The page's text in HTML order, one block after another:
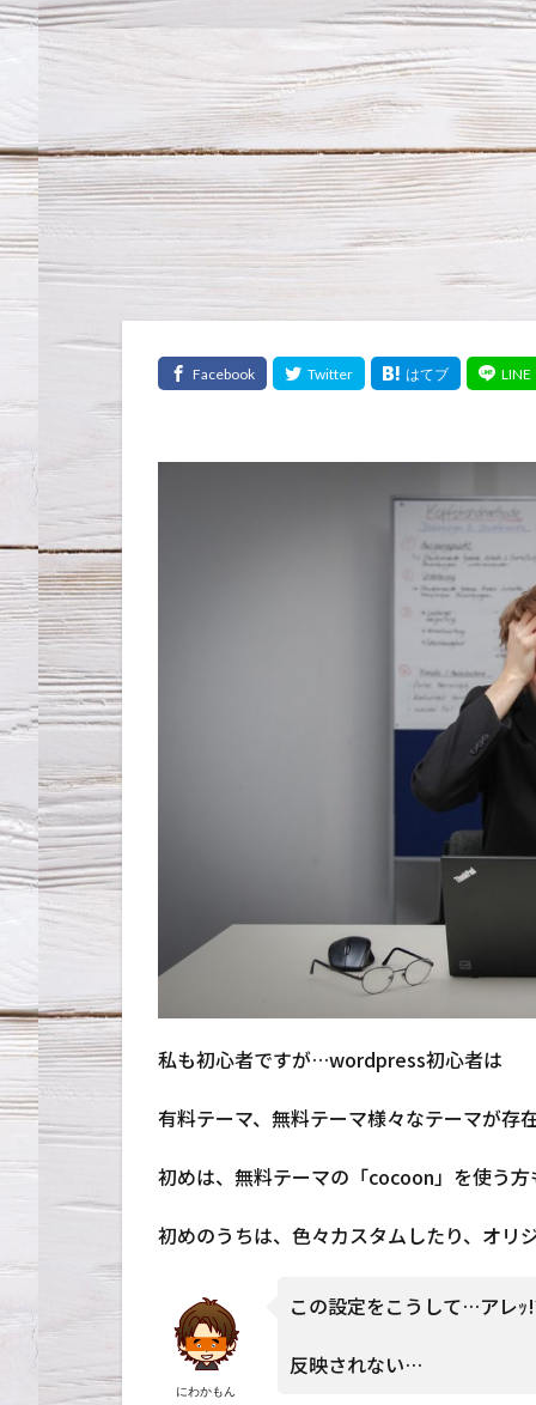
私も初心者ですが…wordpress初心者は
有料テーマ、無料テーマ様々なテーマが存
初めは、無料テーマの「cocoon」を使う
初めのうちは、色々カスタムしたり、オリ
にわかもん
この設定をこうして…アレｯ
反映されない…